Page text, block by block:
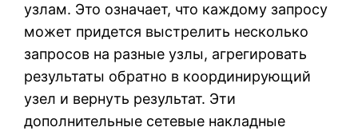
узлам. Это означает, что каждому запросу
может придется выстрелить несколько
запросов на разные узлы, агрегировать
результаты обратно в координирующий
узел и вернуть результат. Эти
дополнительные сетевые накладные